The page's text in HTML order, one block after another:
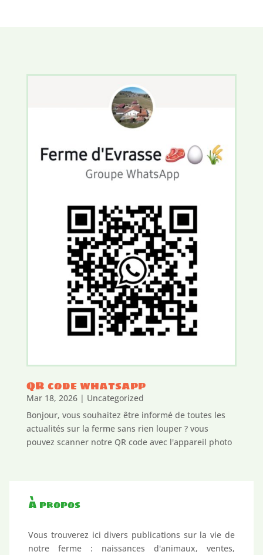
QR code whatsapp
Mar 18, 2026| Uncategorized
Bonjour, vous souhaitez être informé de toutes les
actualités sur la ferme sans rien louper ? vous
pouvez scanner notre QR code avec l'appareil photo
À propos
Vous trouverez ici divers publications sur la vie de
notre ferme : naissances d'animaux, ventes,